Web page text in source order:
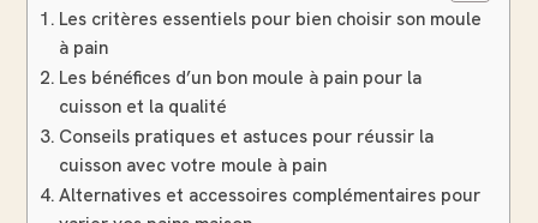
Les critères essentiels pour bien choisir son moule
à pain
Les bénéfices d’un bon moule à pain pour la
cuisson et la qualité
Conseils pratiques et astuces pour réussir la
cuisson avec votre moule à pain
Alternatives et accessoires complémentaires pour